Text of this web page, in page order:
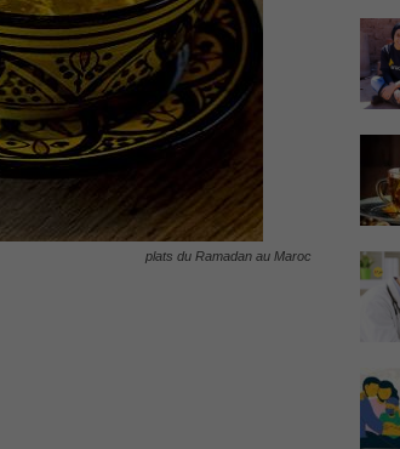
plats du Ramadan au Maroc